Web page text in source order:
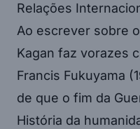
Relações
Ao escrever sobre
Kagan faz vorazes
Francis Fukuyama
de que o fim da
História da